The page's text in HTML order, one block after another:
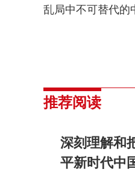
乱局中不可替代的
推荐阅读
深刻理解和
平新时代中